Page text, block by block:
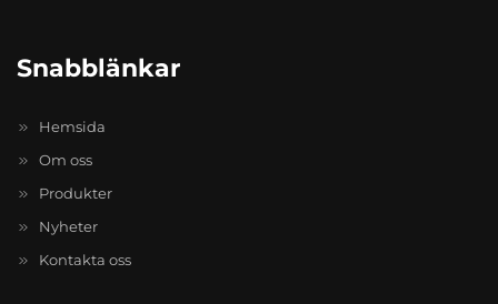
Snabblänkar
Hemsida
Om oss
Produkter
Nyheter
Kontakta oss